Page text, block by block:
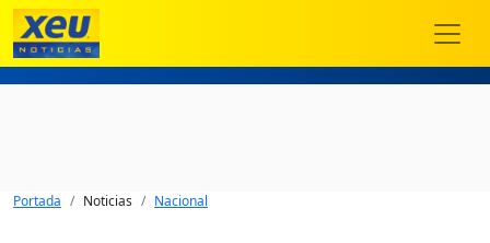
Portada Noticias Nacional